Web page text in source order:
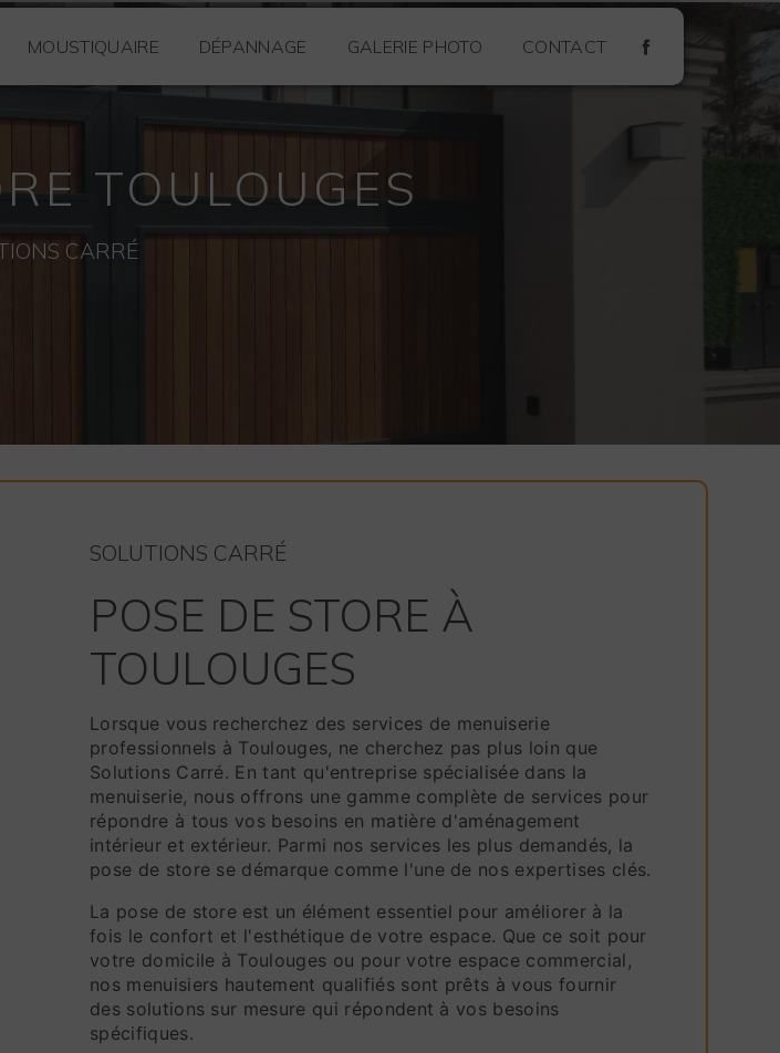
MOUSTIQUAIRE DÉPANNAGE GALERIE PHOTO CONTACT
TOULOUGES
CARRÉ
SOLUTIONS CARRÉ
POSE DE STORE À
TOULOUGES
Lorsque vous recherchez des services de menuiserie
professionnels à Toulouges, ne cherchez pas plus loin que
Solutions Carré. En tant qu'entreprise spécialisée dans la
menuiserie, nous offrons une gamme complète de services pour
répondre à tous vos besoins en matière d'aménagement
intérieur et extérieur. Parmi nos services les plus demandés, la
pose de store se démarque comme l'une de nos expertises clés.
La pose de store est un élément essentiel pour améliorer à la
fois le confort et l'esthétique de votre espace. Que ce soit pour
votre domicile à Toulouges ou pour votre espace commercial,
nos menuisiers hautement qualifiés sont prêts à vous fournir
des solutions sur mesure qui répondent à vos besoins
spécifiques.